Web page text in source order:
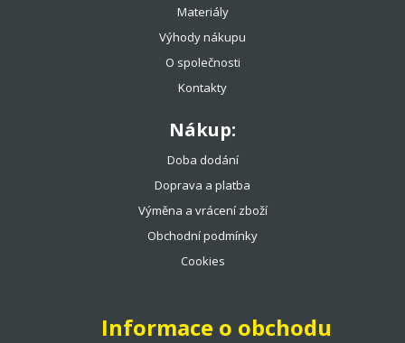
HRABLA
LAJNY A PŘÍSLUŠENSTVÍ
LAJNOVAČKY
MINITENIS KURT
OSTATNÍ
TRÉNINKOVÉ POMŮCKY
BADMINTONOVÉ KURTY
NAHRÁVACÍ STROJE
VYPLÉTACÍ STROJE
VITAMÍNY
Materiály
Výhody nákupu
O společnosti
Kontakty
Nákup:
Doba dodání
Doprava a platba
Výměna a vrácení zboží
Obchodní podmínky
Cookies
Informace o obchodu